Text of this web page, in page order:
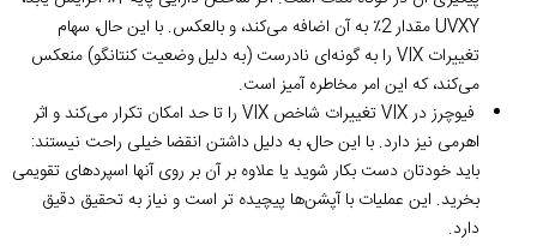
UVXY مقدار 2٪ به آن اضافه می‌کند، و بالعکس. با این حال، سهام
تغییرات VIX را به گونه‌ای نادرست (به دلیل وضعیت کنتانگو) منعکس
می‌کند، که این امر مخاطره آمیز است.
فیوچرز در VIX تغییرات شاخص VIX را تا حد امکان تکرار می‌کند و اثر
اهرمی نیز دارد. با این حال، به دلیل داشتن انقضا خیلی راحت نیستند:
باید خودتان دست بکار شوید یا علاوه بر آن بر روی آنها اسپردهای تقویمی
بخرید. این عملیات با آپشن‌ها پیچیده تر است و نیاز به تحقیق دقیق
دارد.